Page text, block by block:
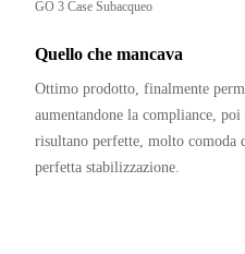
GO 3 Case Subacqueo
Quello che mancava
Ottimo prodotto, finalmente
aumentandone la compliance,
risultano perfette, molto comoda
perfetta stabilizzazione.